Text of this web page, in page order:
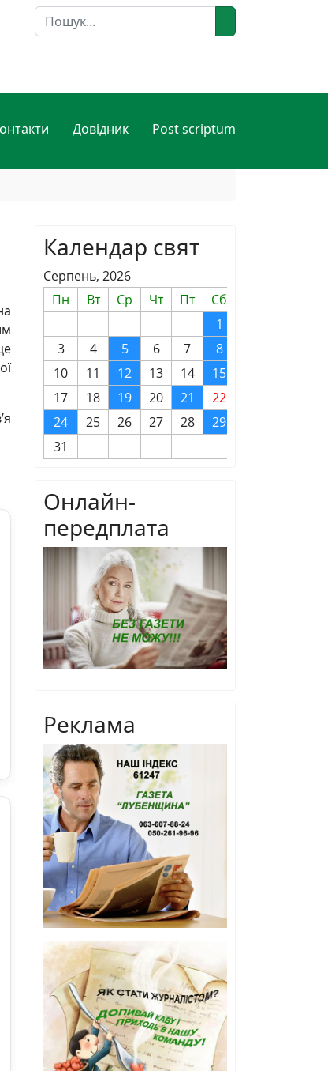
Пошук
Довідник Post scriptum
Календар свят
Серпень, 2026
Пн
Вт Ср Чт Пт Сб
1
3
4 5 6 7 8
10
11 12 13 14 15
17
18 19 20 21 22
24
25 26 27 28 29
31
Онлайн-
передплата
Реклама